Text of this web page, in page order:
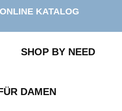
ONLINE KATALOG
SHOP BY NEED
DAMEN